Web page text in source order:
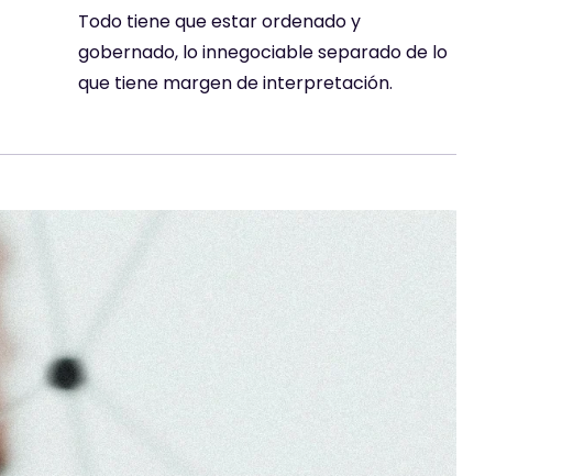
Todo tiene que estar ordenado y
gobernado, lo innegociable separado de lo
que tiene margen de interpretación.